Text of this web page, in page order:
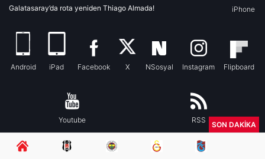
Galatasaray’da rota yeniden Thiago Almada!
iPhone
Android iPad Facebook X NSosyal Instagram Flipboard
Youtube RSS
SON DAKİKA